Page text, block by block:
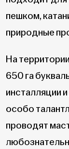
пешком,
природные
На
650 га
инсталляции
особо
проводят